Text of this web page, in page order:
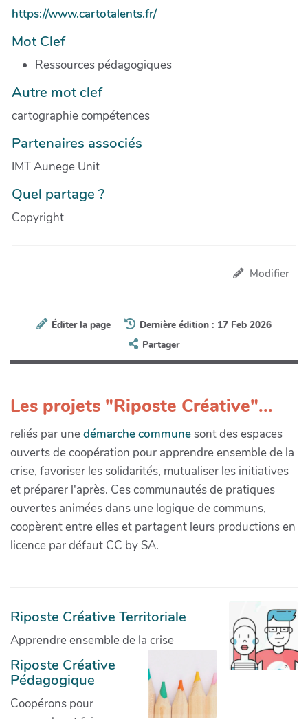
https://www.cartotalents.fr/
Mot Clef
Ressources pédagogiques
Autre mot clef
cartographie compétences
Partenaires associés
IMT Aunege Unit
Quel partage ?
Copyright
Modifier
Éditer la page
Dernière édition : 17 Feb 2026
Partager